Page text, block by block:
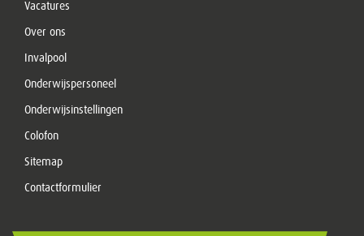
Vacatures
Over ons
Invalpool
Onderwijspersoneel
Onderwijsinstellingen
Colofon
Sitemap
Contactformulier